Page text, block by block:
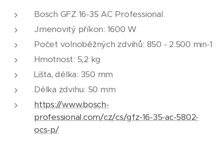
Bosch GFZ 16-35 AC Professional
Jmenovitý příkon: 1600 W
Počet volnoběžných zdvihů: 850 - 2.500 min-1
Hmotnost: 5,2 kg
Lišta, délka: 350 mm
Délka zdvihu: 50 mm
https://www.bosch-
professional.com/cz/cs/gfz-16-35-ac-5802-
ocs-p/